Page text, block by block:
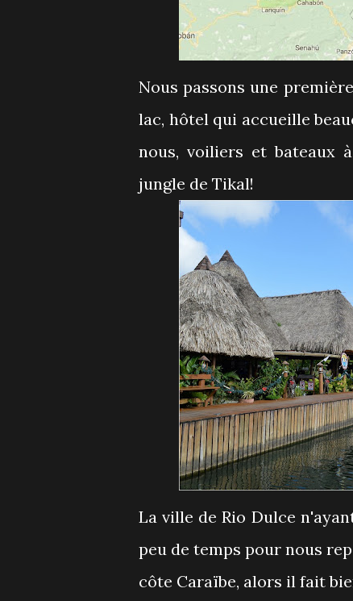
Nous passons une
lac, hôtel qui accueille
nous, voiliers et bateaux
jungle de Tikal!
La ville de Rio Dulce
peu de temps pour nous
côte Caraïbe, alors il fait